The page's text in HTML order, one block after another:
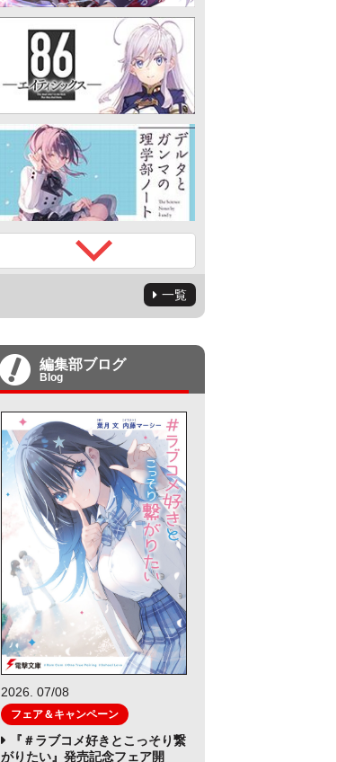
一覧
編集部ブログ
Blog
2026. 07/08
フェア＆キャンペーン
『＃ラブコメ好きとこっそり繋
がりたい』発売記念フェア開